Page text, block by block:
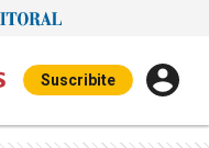
Suscribite